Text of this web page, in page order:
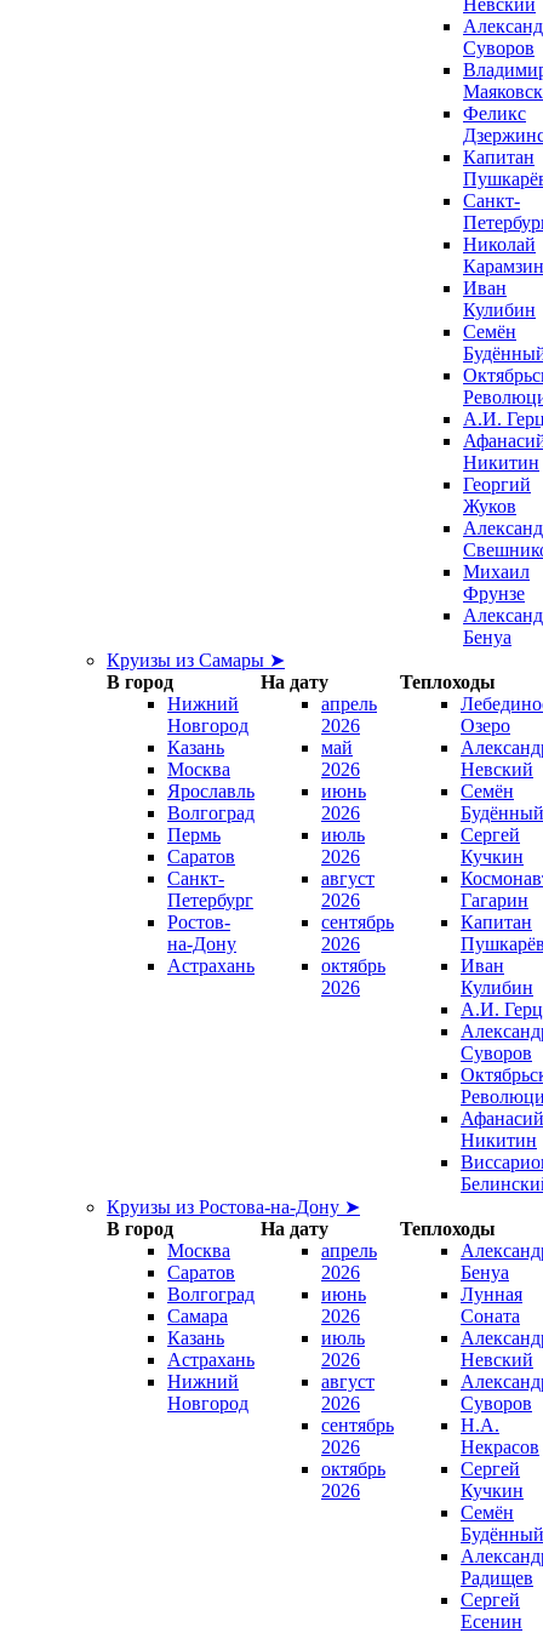
Невский
Суворов
Феликс
Капитан
Санкт-
Николай
Карамзин
Иван
Кулибин
Семён
А.И.
Никитин
Георгий
Жуков
Михаил
Фрунзе
Бенуа
Круизы из Самары ➤
В город
На дату
Теплоходы
Нижний
Новгород
Казань
Москва
Ярославль
Волгоград
Пермь
Саратов
Санкт-
Петербург
Ростов-
на-Дону
Астрахань
апрель
2026
май
2026
июнь
2026
июль
2026
август
2026
сентябрь
2026
октябрь
2026
Озеро
Невский
Семён
Будённый
Сергей
Кучкин
Гагарин
Капитан
Иван
Кулибин
А.И.
Суворов
Афанасий
Никитин
Круизы из Ростова-на-Дону ➤
В город
На дату
Теплоходы
Москва
Саратов
Волгоград
Самара
Казань
Астрахань
Нижний
Новгород
апрель
2026
июнь
2026
июль
2026
август
2026
сентябрь
2026
октябрь
2026
Бенуа
Лунная
Соната
Невский
Суворов
Н.А.
Некрасов
Сергей
Кучкин
Семён
Будённый
Радищев
Сергей
Есенин